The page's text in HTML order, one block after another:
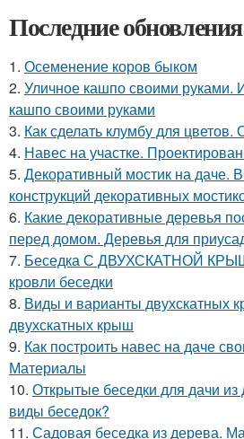
Последние
1. Осеменение коров быком
2. Уличное кашпо своими руками.
кашпо своими руками
3. Как сделать клумбу для цветов.
4. Навес на участке.
5. Декоративный мостик на даче.
конструкций декоративных
6. Какие декоративные деревья
перед домом. Деревья для
7. Беседка С ДВУХСКАТНОЙ
кровли беседки
8. Виды и варианты двухскатных
двухскатных крыш
9. Как построить навес на даче
Материалы
10. Открытые беседки для дачи
виды беседок?
11. Садовая беседка из дерева.